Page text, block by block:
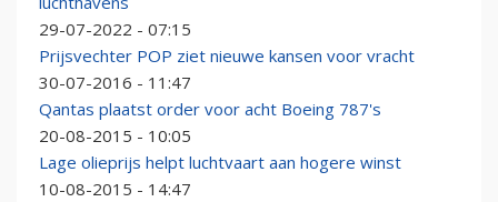
29-07-2022 - 07:15
Prijsvechter POP ziet nieuwe kansen voor vracht
30-07-2016 - 11:47
Qantas plaatst order voor acht Boeing 787's
20-08-2015 - 10:05
Lage olieprijs helpt luchtvaart aan hogere winst
10-08-2015 - 14:47